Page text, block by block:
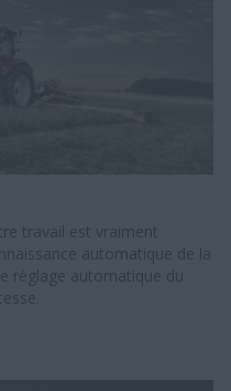
travail est vraiment
automatique de la
réglage automatique du